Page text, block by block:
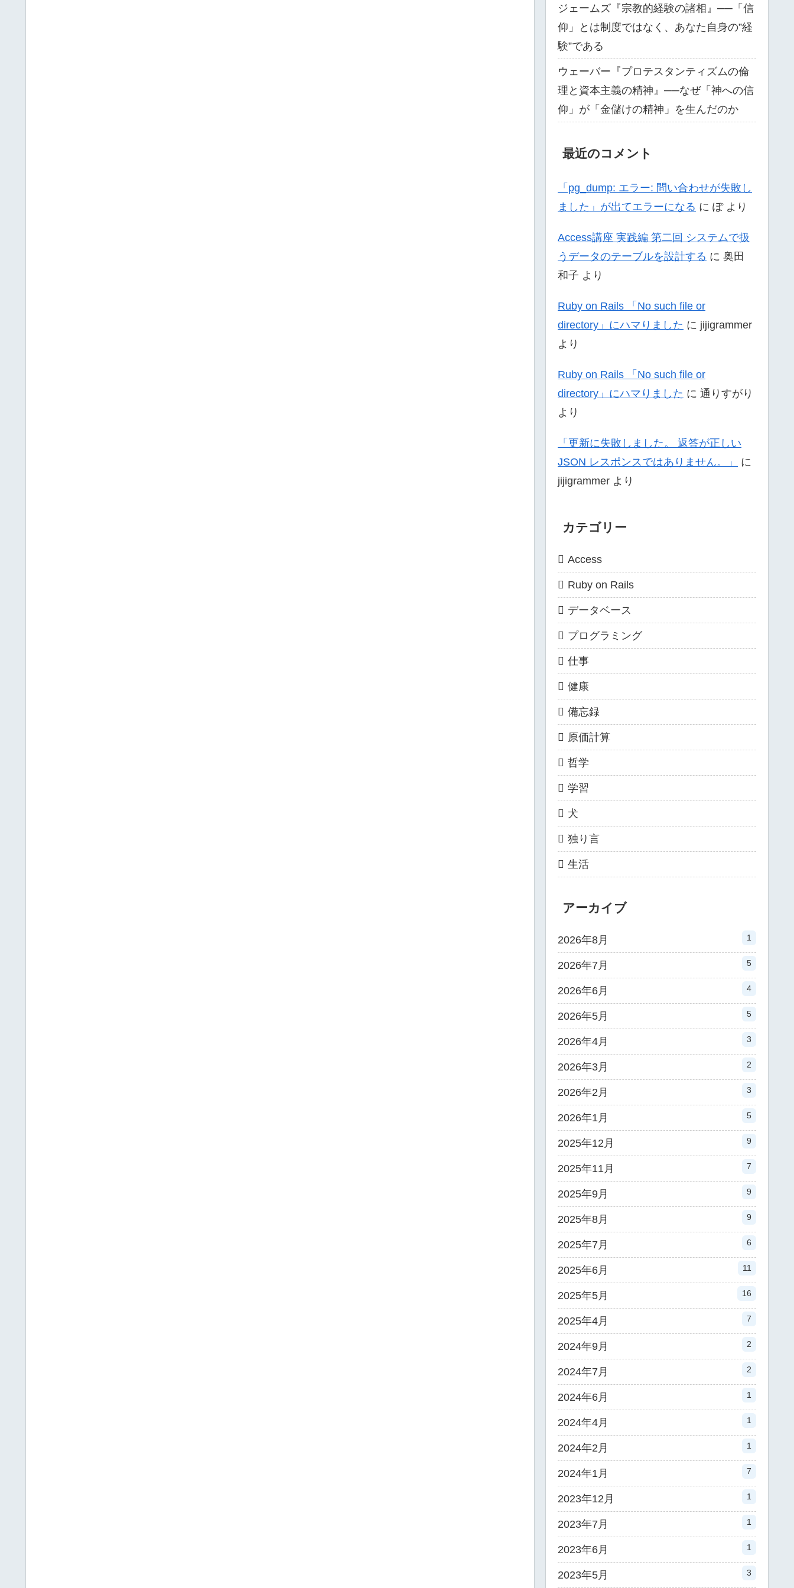
ジェームズ『宗教的経験の諸相』──「信
仰」とは制度ではなく、あなた自身の”経
験”である
ウェーバー『プロテスタンティズムの倫
理と資本主義の精神』──なぜ「神への信
仰」が「金儲けの精神」を生んだのか
最近のコメント
「pg_dump: エラー: 問い合わせが失敗し
ました」が出てエラーになる に ぽより
Access講座 実践編 第二回 システムで扱
うデータのテーブルを設計する に 奥田
和子 より
Ruby on Rails 「No such file or
directory」にハマりました に jijigrammer
より
Ruby on Rails 「No such file or
directory」にハマりました に 通りすがり
より
「更新に失敗しました。 返答が正しい
JSON レスポンスではありません。」
に
jijigrammer より
カテゴリー
Access
Ruby on Rails
データベース
プログラミング
仕事
健康
備忘録
原価計算
哲学
学習
犬
独り言
生活
アーカイブ
2026年8月 1
2026年7月 5
2026年6月 4
2026年5月 5
2026年4月 3
2026年3月 2
2026年2月 3
2026年1月 5
2025年12月 9
2025年11月 7
2025年9月 9
2025年8月 9
2025年7月 6
2025年6月 11
2025年5月 16
2025年4月 7
2024年9月 2
2024年7月 2
2024年6月 1
2024年4月 1
2024年2月 1
2024年1月 7
2023年12月 1
2023年7月 1
2023年6月 1
2023年5月 3